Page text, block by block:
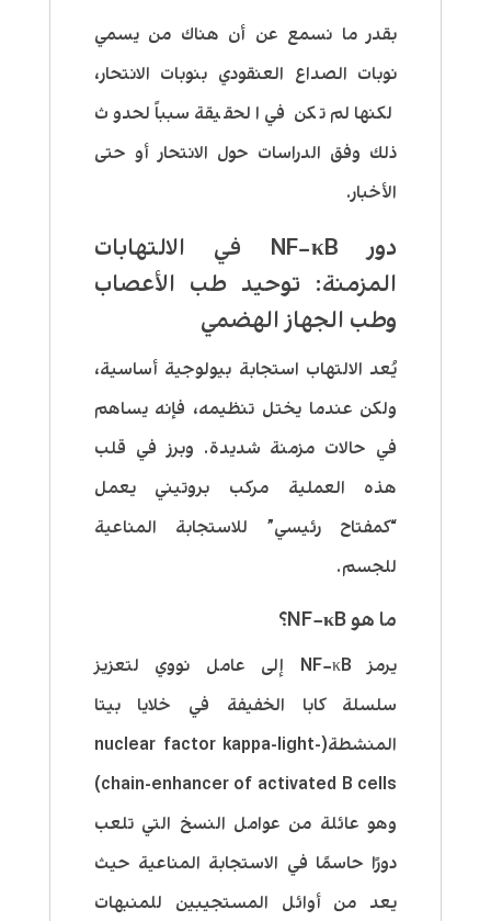
بقدر ما نسمع عن أن هناك من يسمي
نوبات الصداع العنقودي بنوبات الانتحار،
لكنها لم تكن في الحقيقة سبباً لحدوث
ذلك وفق الدراسات حول الانتحار أو حتى
الأخبار.
دور NF−κB في الالتهابات
المزمنة: توحيد طب الأعصاب
وطب الجهاز الهضمي
يُعد الالتهاب استجابة بيولوجية أساسية،
ولكن عندما يختل تنظيمه، فإنه يساهم
في حالات مزمنة شديدة. وبرز في قلب
هذه العملية مركب بروتيني يعمل
“كمفتاح رئيسي” للاستجابة المناعية
للجسم.
ما هو NF−κB؟
يرمز NF−κB إلى عامل نووي لتعزيز
سلسلة كابا الخفيفة في خلايا بيتا
المنشطة(nuclear factor kappa-light-
chain-enhancer of activated B cells)
وهو عائلة من عوامل النسخ التي تلعب
دورًا حاسمًا في الاستجابة المناعية حيث
يعد من أوائل المستجيبين للمنبهات